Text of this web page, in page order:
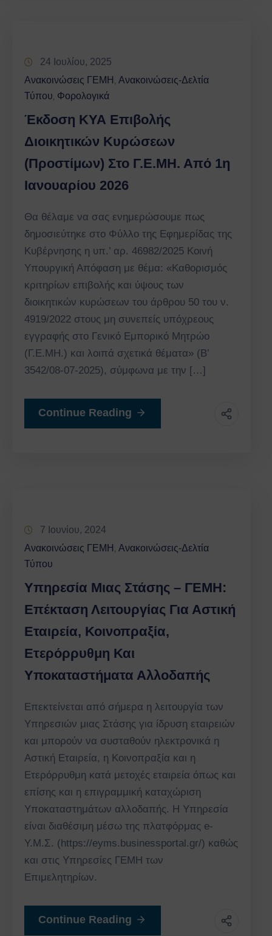
24 Ιουλίου, 2025
Ανακοινώσεις ΓΕΜΗ ‚ Ανακοινώσεις-Δελτία
Τύπου‚ Φορολογικά
Έκδοση ΚΥΑ Επιβολής
Διοικητικών Κυρώσεων
(Προστίμων) Στο Γ.Ε.ΜΗ. Από 1η
Ιανουαρίου 2026
Θα θέλαμε να σας ενημερώσουμε πως
δημοσιεύτηκε στο Φύλλο της Εφημερίδας της
Κυβέρνησης η υπ.’ αρ. 46982/2025 Κοινή
Υπουργική Απόφαση με θέμα: «Καθορισμός
κριτηρίων επιβολής και ύψους των
διοικητικών κυρώσεων του άρθρου 50 του ν.
4919/2022 στους μη συνεπείς υπόχρεους
εγγραφής στο Γενικό Εμπορικό Μητρώο
(Γ.Ε.ΜΗ.) και λοιπά σχετικά θέματα» (Β’
3542/08-07-2025), σύμφωνα με την […]
Continue Reading
7 Ιουνίου, 2024
Ανακοινώσεις ΓΕΜΗ ‚ Ανακοινώσεις-Δελτία
Τύπου
Υπηρεσία Μιας Στάσης – ΓΕΜΗ:
Επέκταση Λειτουργίας Για Αστική
Εταιρεία, Κοινοπραξία,
Ετερόρρυθμη Και
Υποκαταστήματα Αλλοδαπής
Eπεκτείνεται από σήμερα η λειτουργία των
Υπηρεσιών μιας Στάσης για ίδρυση εταιρειών
και μπορούν να συσταθούν ηλεκτρονικά η
Αστική Εταιρεία, η Κοινοπραξία και η
Ετερόρρυθμη κατά μετοχές εταιρεία όπως και
επίσης και η επιγραμμική καταχώριση
Υποκαταστημάτων αλλοδαπής. Η Υπηρεσία
είναι διαθέσιμη μέσω της πλατφόρμας e-
Υ.Μ.Σ. (https://eyms.businessportal.gr/) καθώς
και στις Υπηρεσίες ΓΕΜΗ των
Επιμελητηρίων.
Continue Reading